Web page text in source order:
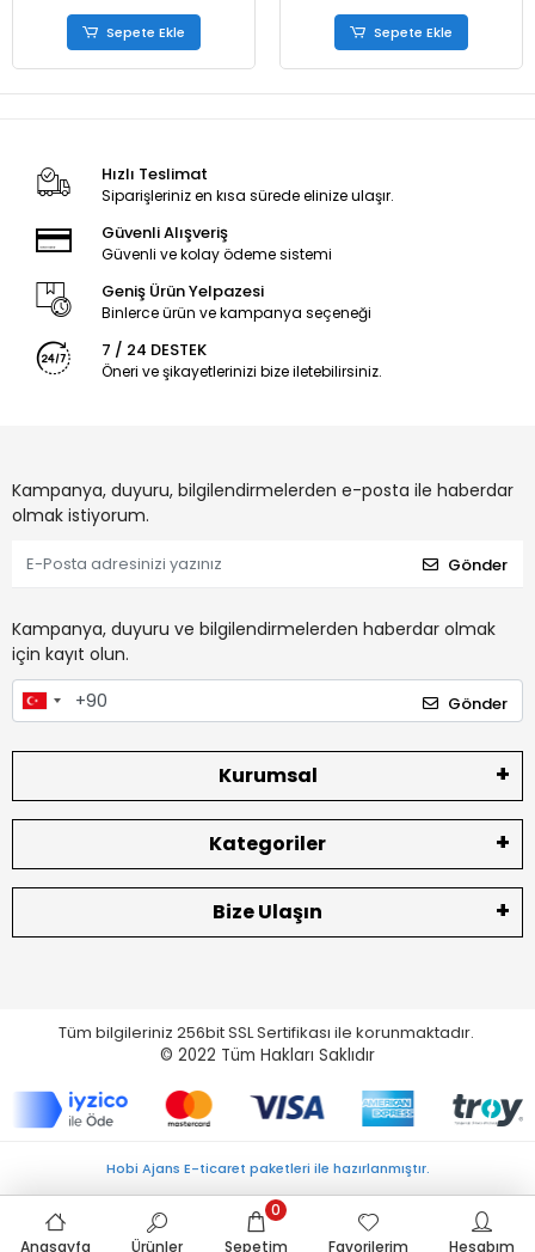
Sepete Ekle Sepete Ekle
Hızlı Teslimat
Siparişleriniz en kısa sürede elinize ulaşır.
Güvenli Alışveriş
Güvenli ve kolay ödeme sistemi
Geniş Ürün Yelpazesi
Binlerce ürün ve kampanya seçeneği
7 / 24 DESTEK
Öneri ve şikayetlerinizi bize iletebilirsiniz.
Kampanya, duyuru, bilgilendirmelerden e-posta ile haberdar
olmak istiyorum.
Gönder
Kampanya, duyuru ve bilgilendirmelerden haberdar olmak
için kayıt olun.
Gönder
Kurumsal
Kategoriler
Bize Ulaşın
Tüm bilgileriniz 256bit SSL Sertifikası ile korunmaktadır.
© 2022 Tüm Hakları Saklıdır
Anasayfa Ürünler Sepetim
0
Favorilerim
Hesabım
Hobi Ajans E-ticaret paketleri ile hazırlanmıştır.